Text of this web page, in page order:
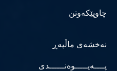
چاوپێکەوتن
نەخشەی ماڵپەڕ
پــــەیـــــوەنــــــدی